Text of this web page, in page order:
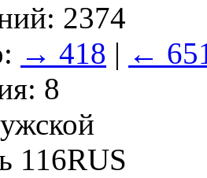
2374
→ 418 | ←
8
116RUS